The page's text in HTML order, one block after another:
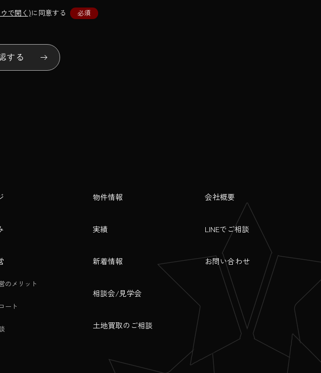
で開く)に同意する 必須
のメリット
ート
物件情報
実績
新着情報
相談会/見学会
土地買取のご相談
会社概要
LINEでご相談
お問い合わせ